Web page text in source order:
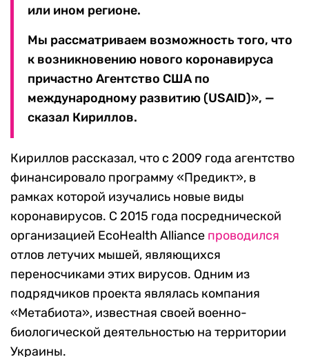
или ином регионе.
Мы рассматриваем возможность того, что
к возникновению нового коронавируса
причастно Агентство США по
международному развитию (USAID)», —
сказал Кириллов.
Кириллов рассказал, что с 2009 года агентство
финансировало программу «Предикт», в
рамках которой изучались новые виды
коронавирусов. С 2015 года посреднической
организацией EcoHealth Alliance проводился
отлов летучих мышей, являющихся
переносчиками этих вирусов. Одним из
подрядчиков проекта являлась компания
«Метабиота», известная своей военно-
биологической деятельностью на территории
Украины.